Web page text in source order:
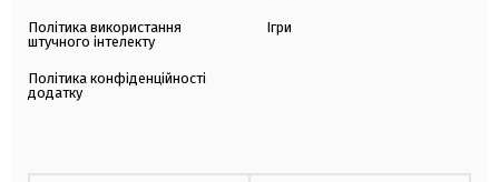
Політика використання
штучного інтелекту
Політика конфіденційності
додатку
Ігри